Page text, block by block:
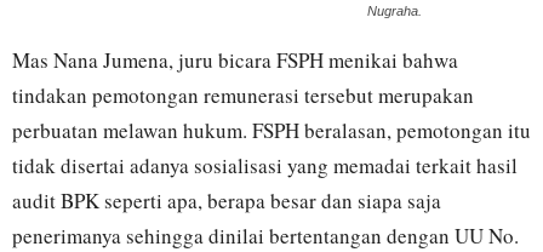
Nugraha.
Mas Nana Jumena, juru bicara FSPH menikai bahwa
tindakan pemotongan remunerasi tersebut merupakan
perbuatan melawan hukum. FSPH beralasan, pemotongan itu
tidak disertai adanya sosialisasi yang memadai terkait hasil
audit BPK seperti apa, berapa besar dan siapa saja
penerimanya sehingga dinilai bertentangan dengan UU No.